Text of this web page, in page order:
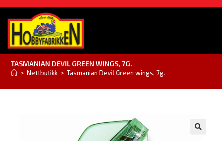
TASMANIAN DEVIL GREEN WINGS, 7G.
> Nettbutikk > Tasmanian Devil Green wings, 7g.